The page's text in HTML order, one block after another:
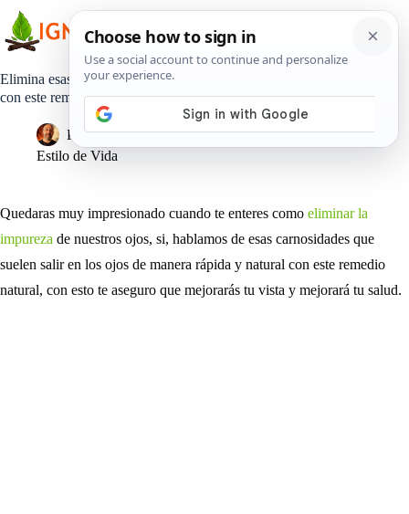
contenido
Elimina esas carnosidades de tus ojos de forma rápida y natural
con este remedio casero muy efectivo, pruébalo.
Pedro Lisperguer
20 enero, 2022
Estilo de Vida
Quedaras muy impresionado cuando te enteres como eliminar la
impureza de nuestros ojos, si, hablamos de esas carnosidades que
suelen salir en los ojos de manera rápida y natural con este remedio
natural, con esto te aseguro que mejorarás tu vista y mejorará tu salud.